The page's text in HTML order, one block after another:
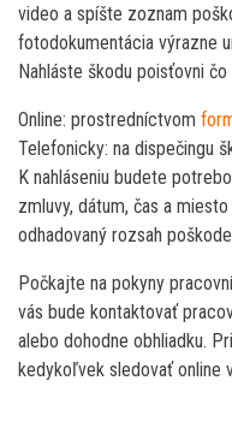
video a spíšte zoznam
fotodokumentácia výrazne
Nahláste škodu poisťovni čo
Online: prostredníctvom
Telefonicky: na dispečingu
K nahláseniu budete
zmluvy, dátum, čas a
odhadovaný rozsah
Počkajte na pokyny
vás bude kontaktovať
alebo dohodne obhliadku.
kedykoľvek sledovať online